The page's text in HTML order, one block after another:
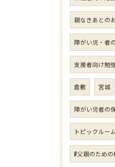
親なきあとの
障がい児・者
支援者向け勉
倉敷 宮城
障がい児者の
トピックルー
#父親のため